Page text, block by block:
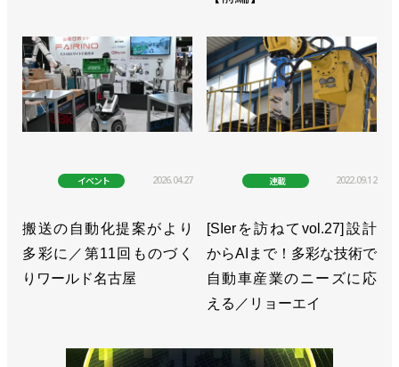
>>１時間当たり最大600個、デバンニングロボット
「Vambo」発売／川崎重工業
>>ロボット検査システムで無料PCR検査サービスを
>>ビジョン2030、新たなロボ事業を6000億円に／
>>周辺機器の認証で接続をスムーズに／川崎重工業
>>関西国際空港に自動PCR検査ロボットシステムを
>>防じん、防水性能を備えた小型汎用ロボットを発
イベント 2026.04.27
搬送の自動化提案がより
多彩に／第11回ものづく
りワールド名古屋
連載 2022.09.12
[SIerを訪ねてvol.27]設計
からAIまで！多彩な技術で
自動車産業のニーズに応
える／リョーエイ